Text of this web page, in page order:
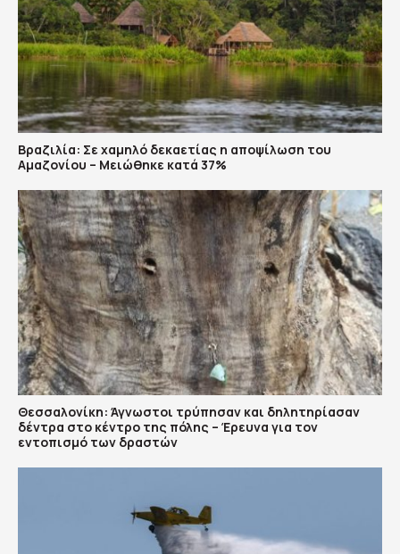
Βραζιλία: Σε χαμηλό δεκαετίας η αποψίλωση του
Αμαζονίου – Μειώθηκε κατά 37%
Θεσσαλονίκη: Άγνωστοι τρύπησαν και δηλητηρίασαν
δέντρα στο κέντρο της πόλης – Έρευνα για τον
εντοπισμό των δραστών